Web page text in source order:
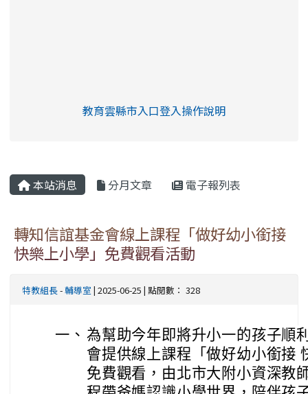
link to https://eliteracy.edu.tw/Shorts/
教育雲縣市入口登入操作說明
本站消息 分月文章 電子報列表
轉知信誼基金會線上課程「做好幼小銜接
快樂上小學」免費觀看活動
特教組長-輔導室 | 2025-06-25 | 點閱數： 328
一、 為幫助今年即將升小一的孩子順
會提供線上課程「做好幼小銜接
免費觀看，由北市大附小資深教